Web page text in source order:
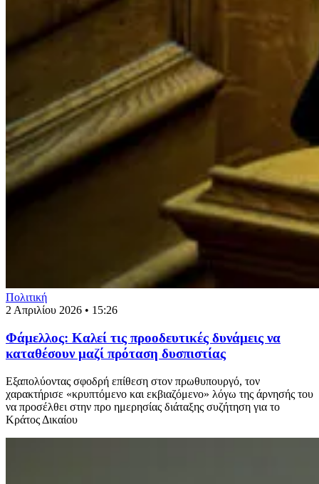
Πολιτική
2 Απριλίου 2026 • 15:26
Φάμελλος: Καλεί τις προοδευτικές δυνάμεις να
καταθέσουν μαζί πρόταση δυσπιστίας
Εξαπολύοντας σφοδρή επίθεση στον πρωθυπουργό, τον
χαρακτήρισε «κρυπτόμενο και εκβιαζόμενο» λόγω της άρνησής του
να προσέλθει στην προ ημερησίας διάταξης συζήτηση για το
Κράτος Δικαίου